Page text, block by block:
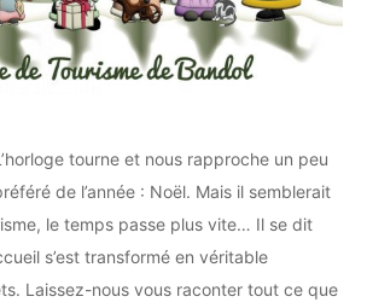
tourne et nous rapproche un peu
de l’année : Noël. Mais il semblerait
le temps passe plus vite… Il se dit
s’est transformé en véritable
Laissez-nous vous raconter tout ce que